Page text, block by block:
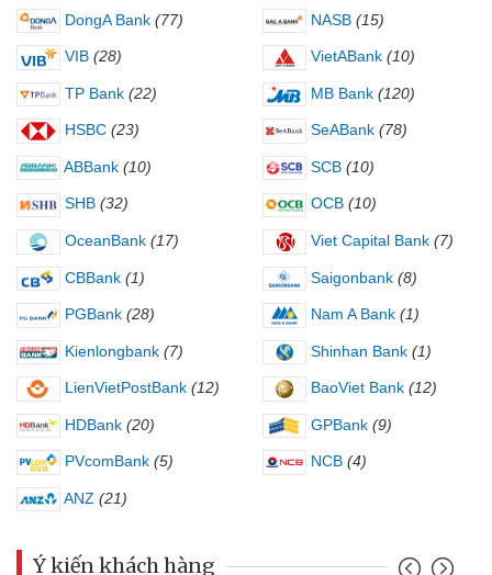
DongA Bank (77) NASB (15)
VIB (28) VietABank (10)
TP Bank (22) MB Bank (120)
HSBC (23) SeABank (78)
ABBank (10) SCB (10)
SHB (32) OCB (10)
OceanBank (17) Viet Capital Bank (7)
CBBank (1) Saigonbank (8)
PGBank (28) Nam A Bank (1)
Kienlongbank (7) Shinhan Bank (1)
LienVietPostBank (12) BaoViet Bank (12)
HDBank (20) GPBank (9)
PVcomBank (5) NCB (4)
ANZ (21)
Ý kiến khách hàng